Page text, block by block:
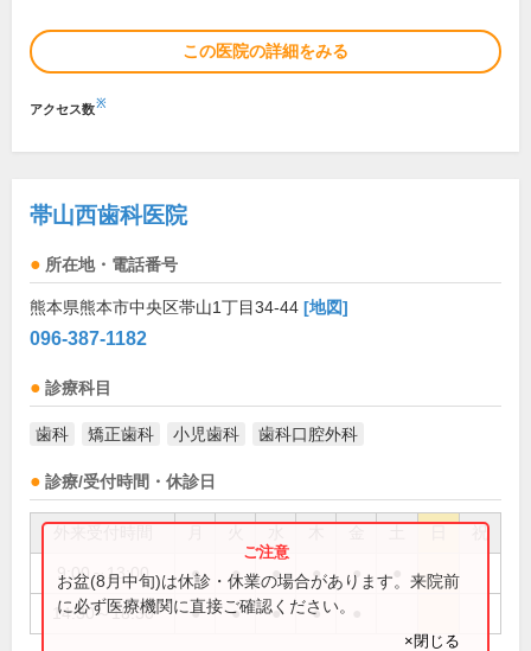
この医院の詳細をみる
アクセス数※
帯山西歯科医院
所在地・電話番号
熊本県熊本市中央区帯山1丁目34-44 [地図]
096-387-1182
診療科目
歯科 矯正歯科 小児歯科 歯科口腔外科
診療/受付時間・休診日
祝
9:00～13:00 ● ● ● ● ●
14:30～18:30 ● ● ● ●
お盆(8月中旬)は休診・休業の場合があります。来院前
に必ず医療機関に直接ご確認ください。
×閉じる